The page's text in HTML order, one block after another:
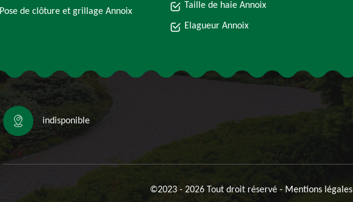
Pose de clôture et grillage Annoix
Taille de haie Annoix
Elagueur Annoix
indisponible
©2023 - 2026 Tout droit réservé - Mentions légales